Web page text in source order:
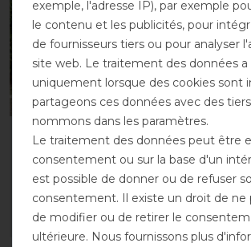
Horseware Amigo Hero
avant 149,90 €
LISTE DE SOUHAITS
avant
69,95 € *
exemple, l'adresse IP), par exemple
le contenu et les publicités, pour
de fournisseurs tiers ou pour analyser
site web. Le traitement des données a
uniquement lorsque des cookies sont
partageons ces données avec des
nommons dans les paramètres.
Le traitement des données peut être
consentement ou sur la base d'un
est possible de donner ou de refuser
consentement. Il existe un droit de ne
de modifier ou de retirer le
ultérieure. Nous fournissons plus